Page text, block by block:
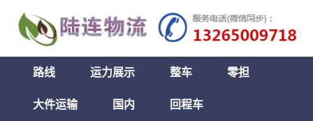
路线 运力展示 整车 零担
大件运输 国内 回程车